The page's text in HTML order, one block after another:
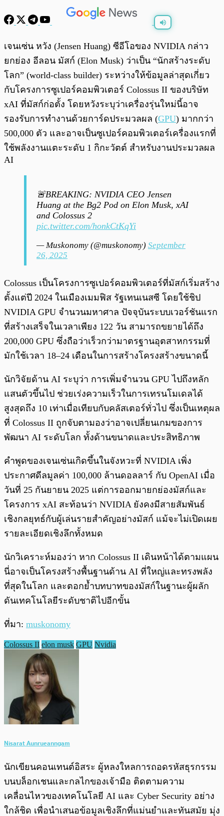
พร้อมเล่น 0:00
เจนเซ่น หวัง (Jensen Huang) ซีอีโอของ NVIDIA กล่าว
ยกย่อง อีลอน มัสก์ (Elon Musk) ว่าเป็น “นักสร้างระดับ
โลก” (world-class builder) ระหว่างให้ข้อมูลล่าสุดเกี่ยว
กับโครงการซูเปอร์คอมพิวเตอร์ Colossus II ของบริษัท
xAI ที่มัสก์ก่อตั้ง โดยหวังระบุว่าเครื่องรุ่นใหม่นี้อาจ
รองรับการทำงานด้วยการ์ดประมวลผล (GPU) มากกว่า
500,000 ตัว และอาจเป็นซูเปอร์คอมพิวเตอร์เครื่องแรกที่
ใช้พลังงานแตะระดับ 1 กิกะวัตต์ สำหรับงานประมวลผล
AI
🚨BREAKING: NVIDIA CEO Jensen
Huang at the Bg2 Pod on Elon Musk, xAI
and Colossus 2
pic.twitter.com/honkCtKqYi
— Muskonomy (@muskonomy) September
26, 2025
Colossus เป็นโครงการซูเปอร์คอมพิวเตอร์ที่มัสก์เริ่มสร้าง
ตั้งแต่ปี 2024 ในเมืองเมมฟิส รัฐเทนเนสซี โดยใช้ชิป
NVIDIA GPU จำนวนมหาศาล ปัจจุบันระบบเวอร์ชันแรก
ที่สร้างเสร็จในเวลาเพียง 122 วัน สามารถขยายได้ถึง
200,000 GPU ซึ่งถือว่าเร็วกว่ามาตรฐานอุตสาหกรรมที่
มักใช้เวลา 18–24 เดือนในการสร้างโครงสร้างขนาดนี้
นักวิจัยด้าน AI ระบุว่า การเพิ่มจำนวน GPU ไปถึงหลัก
แสนตัวขึ้นไป ช่วยเร่งความเร็วในการเทรนโมเดลได้
สูงสุดถึง 10 เท่าเมื่อเทียบกับคลัสเตอร์ทั่วไป ซึ่งเป็นเหตุผล
ที่ Colossus II ถูกจับตามองว่าอาจเปลี่ยนเกมของการ
พัฒนา AI ระดับโลก ทั้งด้านขนาดและประสิทธิภาพ
คำพูดของเจนเซ่นเกิดขึ้นในจังหวะที่ NVIDIA เพิ่ง
ประกาศดีลมูลค่า 100,000 ล้านดอลลาร์ กับ OpenAI เมื่อ
วันที่ 25 กันยายน 2025 แต่การออกมายกย่องมัสก์และ
โครงการ xAI สะท้อนว่า NVIDIA ยังคงมีสายสัมพันธ์
เชิงกลยุทธ์กับผู้เล่นรายสำคัญอย่างมัสก์ แม้จะไม่เปิดเผย
รายละเอียดเชิงลึกทั้งหมด
นักวิเคราะห์มองว่า หาก Colossus II เดินหน้าได้ตามแผน
นี่อาจเป็นโครงสร้างพื้นฐานด้าน AI ที่ใหญ่และทรงพลัง
ที่สุดในโลก และตอกย้ำบทบาทของมัสก์ในฐานะผู้ผลัก
ดันเทคโนโลยีระดับชาติไปอีกขั้น
ที่มา: muskonomy
Colossus II elon musk GPU Nvidia
Nisarat Aunrueanngam
นักเขียนคอนเทนต์อิสระ ผู้หลงใหลการถอดรหัสธุรกรรม
บนบล็อกเชนและกลไกของเจ้ามือ ติดตามความ
เคลื่อนไหวของเทคโนโลยี AI และ Cyber Security อย่าง
ใกล้ชิด เพื่อนำเสนอข้อมูลเชิงลึกที่แม่นยำและทันสมัย มุ่ง